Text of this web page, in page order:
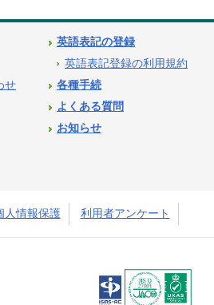
せ
英語表記の登録
英語表記登録の利用規約
各種手続
よくある質問
お知らせ
人情報保護 利用者アンケート